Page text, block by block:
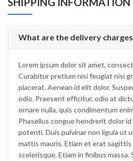
What are the delivery
Lorem ipsum dolor sit amet,
Curabitur pretium nisi feugiat nisi
placerat. Aenean id elit dolor.
odio. Praesent efficitur, odio at
ornare nulla, quis condimentum
Phasellus congue hendrerit dolor
potenti. Duis pulvinar non ligula ut
mattis mauris. Etiam et erat
scelerisque. Etiam in finibus massa.